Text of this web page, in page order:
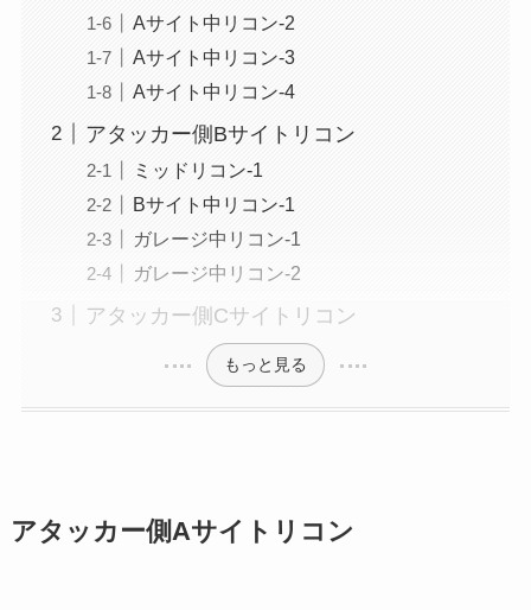
Aサイト中リコン-2
Aサイト中リコン-3
Aサイト中リコン-4
アタッカー側Bサイトリコン
ミッドリコン-1
Bサイト中リコン-1
ガレージ中リコン-1
ガレージ中リコン-2
アタッカー側Cサイトリコン
もっと見る
アタッカー側Aサイトリコン